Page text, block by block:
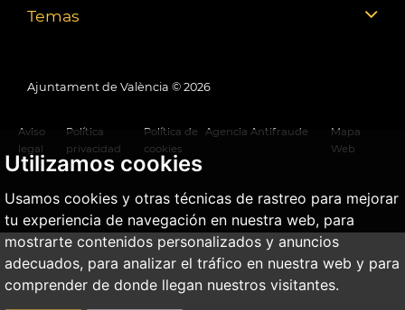
Utilizamos cookies
Usamos cookies y otras técnicas de rastreo para mejorar
tu experiencia de navegación en nuestra web, para
mostrarte contenidos personalizados y anuncios
adecuados, para analizar el tráfico en nuestra web y para
comprender de donde llegan nuestros visitantes.
Temas
Ajuntament de València © 2026
Aviso
legal
Política
privacidad
Política de
cookies
Agencia Antifraude
Mapa
Web